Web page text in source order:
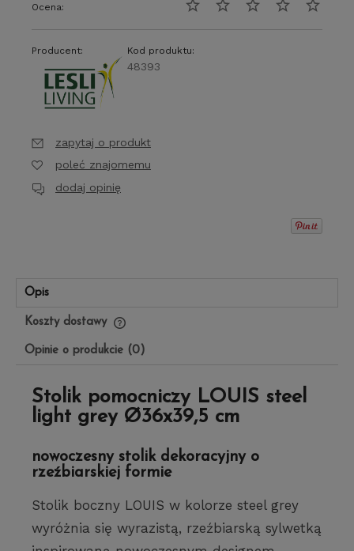
Ocena:
Producent: Kod produktu:
48393
zapytaj o produkt
poleć znajomemu
dodaj opinię
Opis
Koszty dostawy
Cena nie zawiera ewentualnych kosztów płatności
Opinie o produkcie (0)
Stolik pomocniczy LOUIS steel
light grey Ø36x39,5 cm
nowoczesny stolik dekoracyjny o
rzeźbiarskiej formie
Stolik boczny LOUIS w kolorze steel grey
wyróżnia się wyrazistą, rzeźbiarską sylwetką